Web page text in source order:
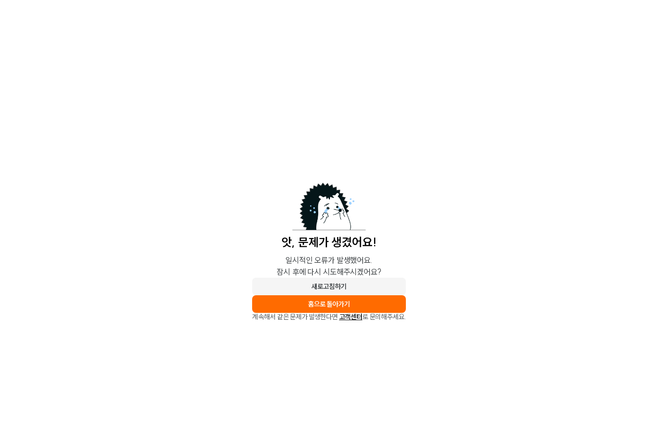
앗, 문제가 생겼어요!
일시적인 오류가 발생했어요.
잠시 후에 다시 시도해주시겠어요?
새로고침하기
홈으로 돌아가기
계속해서 같은 문제가 발생한다면 고객센터로 문의해주세요.